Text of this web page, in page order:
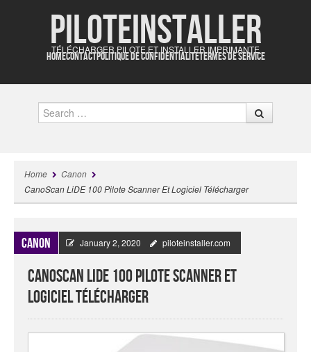
Piloteinstaller
TÉLÉCHARGER PILOTE ET INSTALLER IMPRIMANTE
HOMECONTACTPOLITIQUE DE CONFIDENTIALITÉTERMES DE SERVICE
Search
Home
Canon
CanoScan LiDE 100 Pilote Scanner Et Logiciel Télécharger
Canon January 2, 2020 piloteinstaller.com
CanoScan LiDE 100 Pilote Scanner Et
Logiciel Télécharger